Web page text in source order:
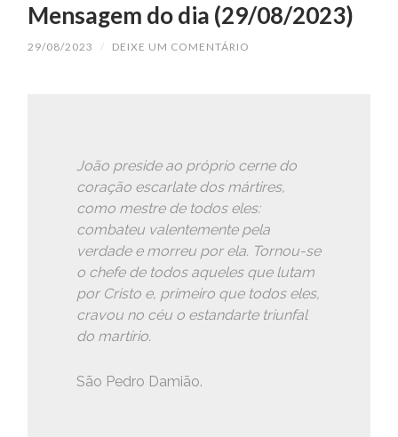
Mensagem do dia (29/08/2023)
29/08/2023 / DEIXE UM COMENTÁRIO
João preside ao próprio cerne do
coração escarlate dos mártires,
como mestre de todos eles:
combateu valentemente pela
verdade e morreu por ela. Tornou-se
o chefe de todos aqueles que lutam
por Cristo e, primeiro que todos eles,
cravou no céu o estandarte triunfal
do martírio.
São Pedro Damião.